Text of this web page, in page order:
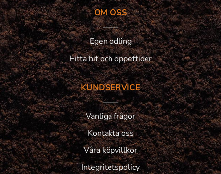
OM OSS
Egen odling
Hitta hit och öppettider
KUNDSERVICE
Vanliga frågor
Kontakta oss
Våra köpvillkor
Integritetspolicy